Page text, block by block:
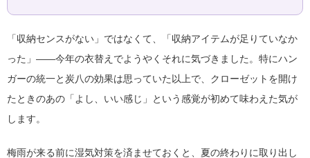
「収納センスがない」ではなくて、「収納アイテムが足りていなか
った」——今年の衣替えでようやくそれに気づきました。特にハン
ガーの統一と炭八の効果は思っていた以上で、クローゼットを開け
たときのあの「よし、いい感じ」という感覚が初めて味わえた気が
します。
梅雨が来る前に湿気対策を済ませておくと、夏の終わりに取り出し